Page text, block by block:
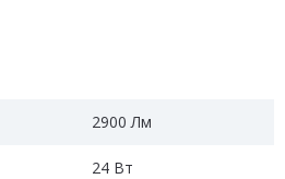
2900 Лм
24 Вт